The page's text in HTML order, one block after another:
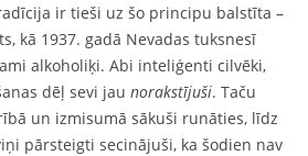
ir tieši uz šo principu balstīta –
kā 1937. gadā Nevadas tuksnesī
alkoholiķi. Abi inteliģenti cilvēki,
dēļ sevi jau norakstījuši. Taču
un izmisumā sākuši runāties, līdz
pārsteigti secinājuši, ka šodien nav